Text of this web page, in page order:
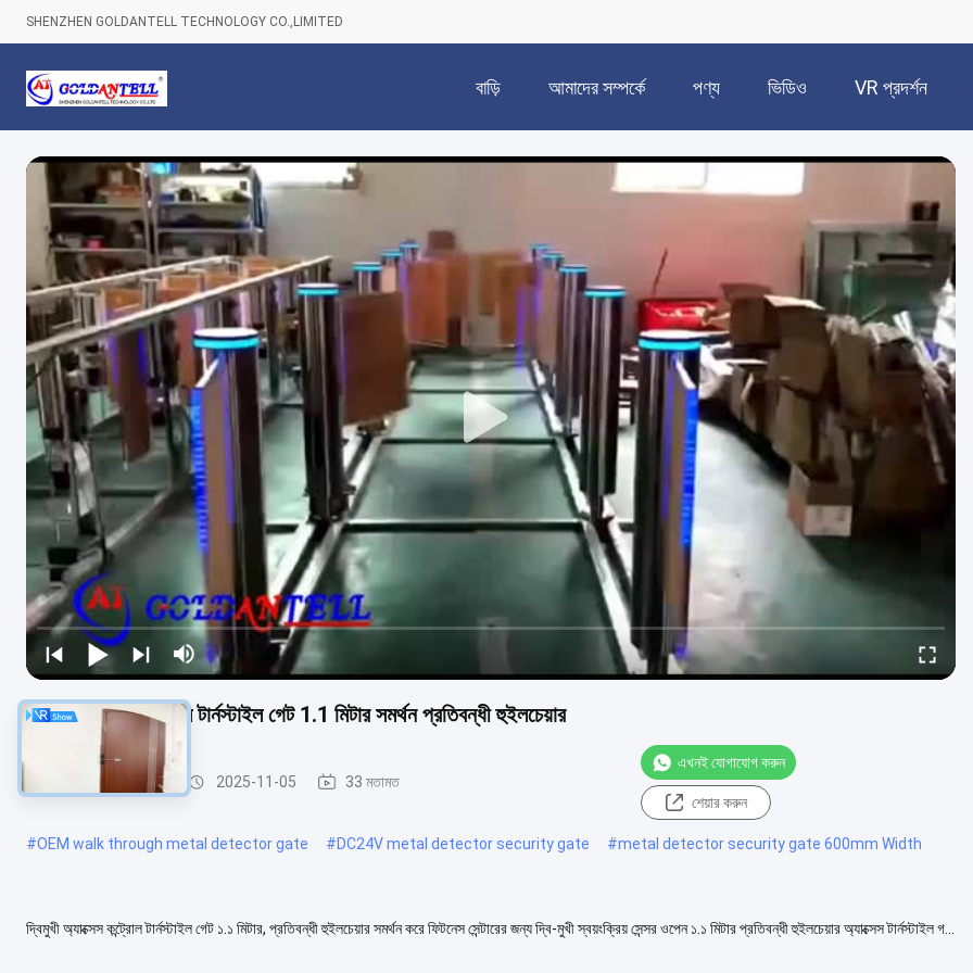
SHENZHEN GOLDANTELL TECHNOLOGY CO.,LIMITED
বাড়ি আমাদের সম্পর্কে পণ্য ভিডিও VR প্রদর্শন
দ্বিমুখী অ্যাক্সেস কন্ট্রোল টার্নস্টাইল গেট 1.1 মিটার সমর্থন প্রতিবন্ধী হুইলচেয়ার
নিরাপত্তা টার্নস্টাইল গেট 2025-11-05 33 মতামত
এখনই যোগাযোগ করুন
শেয়ার করুন
#OEM walk through metal detector gate #DC24V metal detector security gate #metal detector security gate 600mm Width
দ্বিমুখী অ্যাক্সেস কন্ট্রোল টার্নস্টাইল গেট ১.১ মিটার, প্রতিবন্ধী হুইলচেয়ার সমর্থন করে ফিটনেস সেন্টারের জন্য দ্বি-মুখী স্বয়ংক্রিয় সেন্সর ওপেন ১.১ মিটার প্রতিবন্ধী হুইলচেয়ার অ্যাক্সেস টার্নস্টাইল গ...